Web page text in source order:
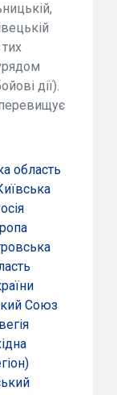
дії).
область
Союз